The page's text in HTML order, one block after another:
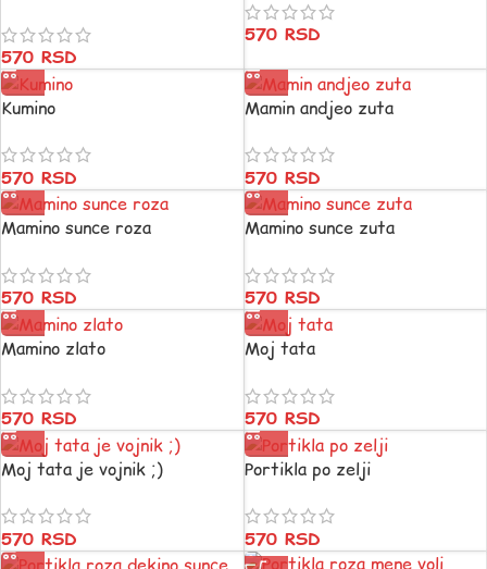
570 RSD
570 RSD
Kumino
570 RSD
Mamin andjeo zuta
570 RSD
Mamino sunce roza
570 RSD
Mamino sunce zuta
570 RSD
Mamino zlato
570 RSD
Moj tata
570 RSD
Moj tata je vojnik ;)
570 RSD
Portikla po zelji
570 RSD